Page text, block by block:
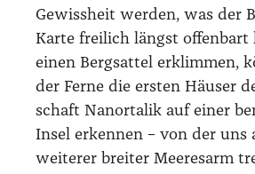
Gewiss­heit wer­den, was der
Kar­te frei­lich längst offen­bart
einen Berg­sat­tel erklim­men,
der Fer­ne die ers­ten Häu­ser
schaft Nan­or­ta­lik auf einer
Insel erken­nen – von der uns
wei­te­rer brei­ter Mee­res­arm